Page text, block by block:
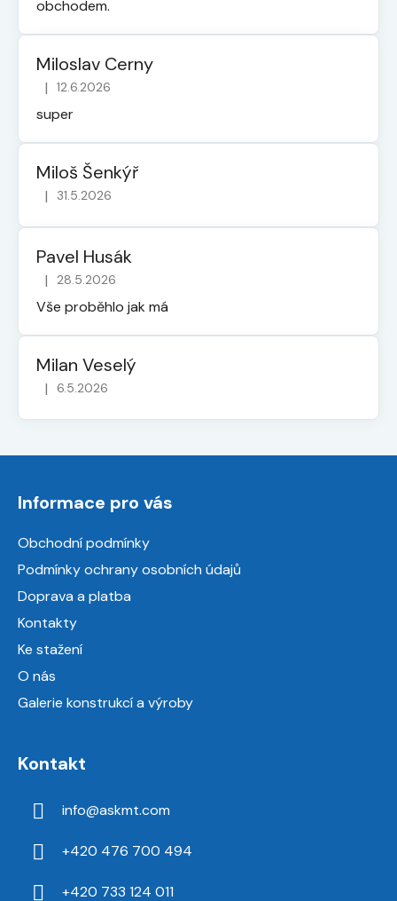
obchodem.
Miloslav Cerny
Hodnocení obchodu je 5 z 5 hvězdiček.
| 12.6.2026
super
Miloš Šenkýř
Hodnocení obchodu je 5 z 5 hvězdiček.
| 31.5.2026
Pavel Husák
Hodnocení obchodu je 5 z 5 hvězdiček.
| 28.5.2026
Vše proběhlo jak má
Milan Veselý
Hodnocení obchodu je 5 z 5 hvězdiček.
| 6.5.2026
Informace pro vás
Obchodní podmínky
Podmínky ochrany osobních údajů
Doprava a platba
Kontakty
Ke stažení
O nás
Galerie konstrukcí a výroby
Kontakt
info@askmt.com
+420 476 700 494
+420 733 124 011